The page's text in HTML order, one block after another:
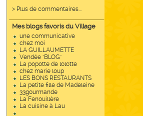
> Plus de commentaires...
Mes blogs favoris du Village
une communicative
chez moi
LA GUILLAUMETTE
Vendée "BLOG"
La popotte de lolotte
chez marie loup
LES BONS RESTAURANTS
La petite fille de Madeleine
33gourmande
La Fenouillère
La cuisine à Lau